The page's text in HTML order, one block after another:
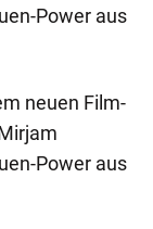
Power aus
neuen Film-
Power aus